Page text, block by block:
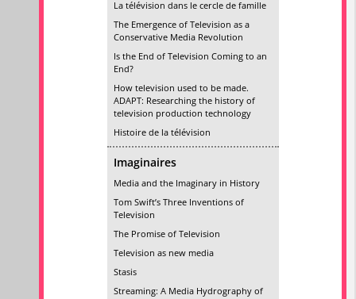
La télévision dans le cercle de famille
The Emergence of Television as a
Conservative Media Revolution
Is the End of Television Coming to an
End?
How television used to be made.
ADAPT: Researching the history of
television production technology
Histoire de la télévision
Imaginaires
Media and the Imaginary in History
Tom Swift’s Three Inventions of
Television
The Promise of Television
Television as new media
Stasis
Streaming: A Media Hydrography of